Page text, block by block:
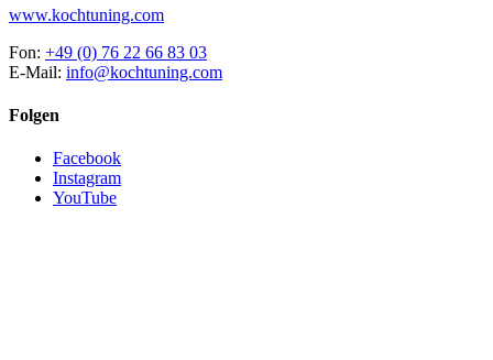
www.kochtuning.com
Fon: +49 (0) 76 22 66 83 03
E-Mail: info@kochtuning.com
Folgen
Facebook
Instagram
YouTube